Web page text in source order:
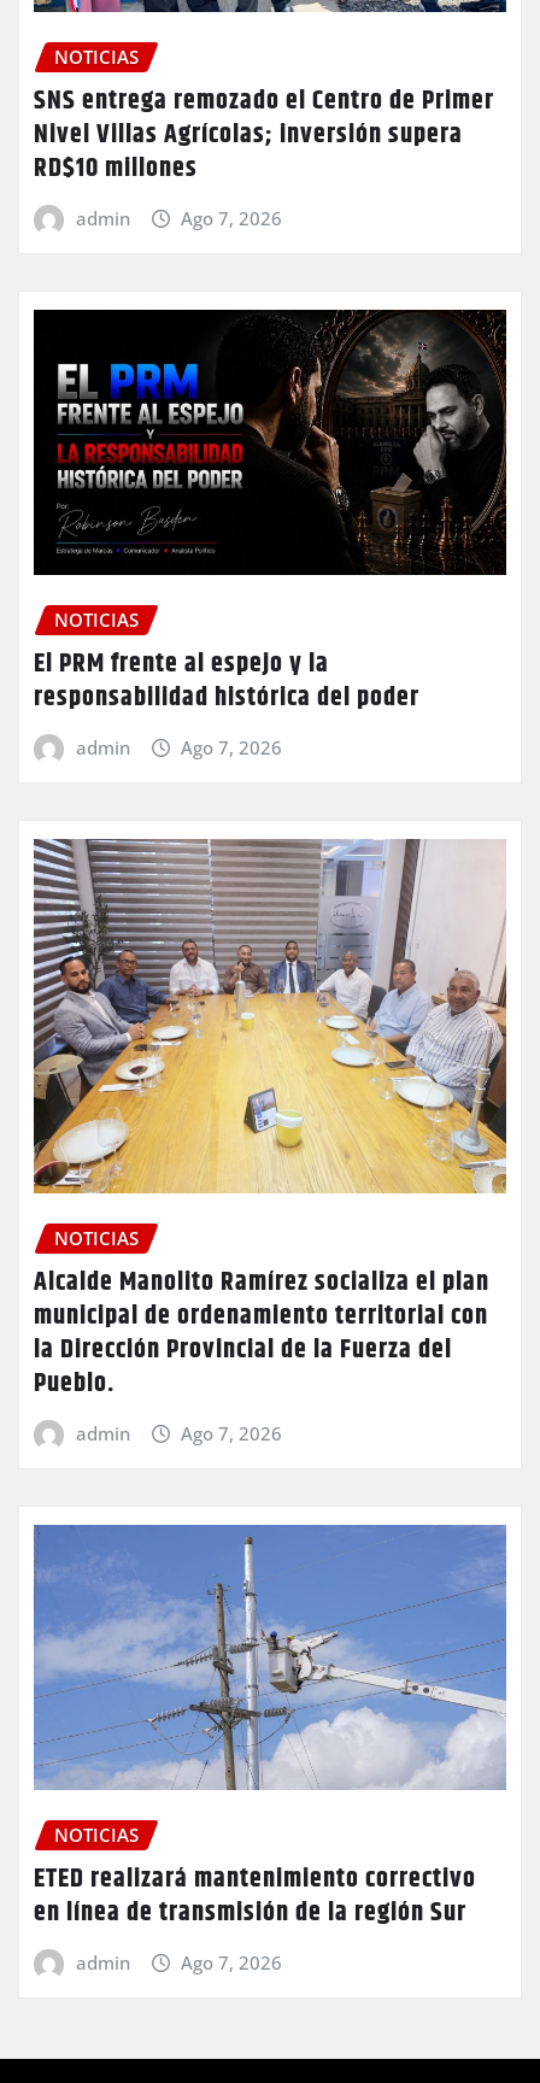
NOTICIAS
SNS entrega remozado el Centro de Primer
Nivel Villas Agrícolas; inversión supera
RD$10 millones
admin Ago 7, 2026
NOTICIAS
El PRM frente al espejo y la
responsabilidad histórica del poder
admin Ago 7, 2026
NOTICIAS
Alcalde Manolito Ramírez socializa el plan
municipal de ordenamiento territorial con
la Dirección Provincial de la Fuerza del
Pueblo.
admin Ago 7, 2026
NOTICIAS
ETED realizará mantenimiento correctivo
en línea de transmisión de la región Sur
admin Ago 7, 2026